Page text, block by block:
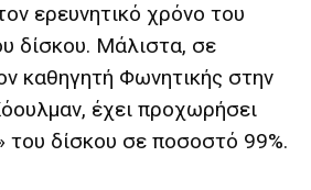
ερευνητικό χρόνο του
δίσκου. Μάλιστα, σε
καθηγητή Φωνητικής στην
έχει προχωρήσει
του δίσκου σε ποσοστό 99%.